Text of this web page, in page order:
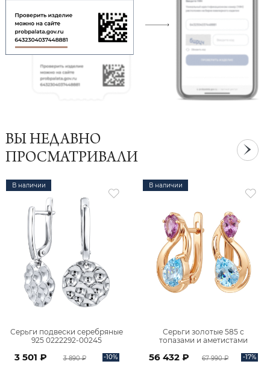
ВЫ НЕДАВНО
ПРОСМАТРИВАЛИ
В наличии
Серьги подвески серебряные
925 0222292-00245
3 501 ₽ 3 890 ₽ -10%
В наличии
Серьги золотые 585 с
топазами и аметистами
56 432 ₽ 67 990 ₽ -17%